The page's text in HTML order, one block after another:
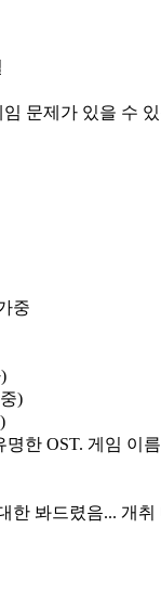
문제가 있을 수
중
한 OST. 게임
봐드렸음... 개